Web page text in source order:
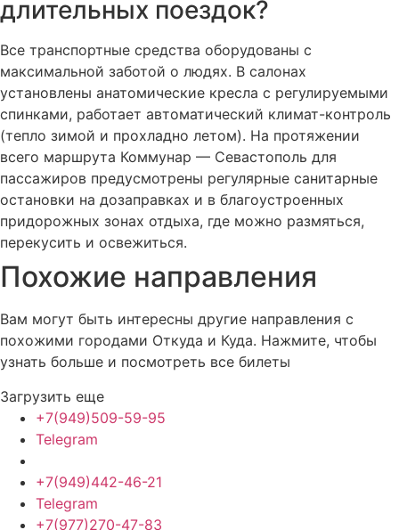
длительных поездок?
Все транспортные средства оборудованы с
максимальной заботой о людях. В салонах
установлены анатомические кресла с регулируемыми
спинками, работает автоматический климат-контроль
(тепло зимой и прохладно летом). На протяжении
всего маршрута Коммунар — Севастополь для
пассажиров предусмотрены регулярные санитарные
остановки на дозаправках и в благоустроенных
придорожных зонах отдыха, где можно размяться,
перекусить и освежиться.
Похожие направления
Вам могут быть интересны другие направления с
похожими городами Откуда и Куда. Нажмите, чтобы
узнать больше и посмотреть все билеты
Загрузить еще
+7(949)509-59-95
Telegram
+7(949)442-46-21
Telegram
+7(977)270-47-83